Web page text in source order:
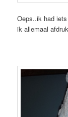
Oeps..ik had
ik allemaal